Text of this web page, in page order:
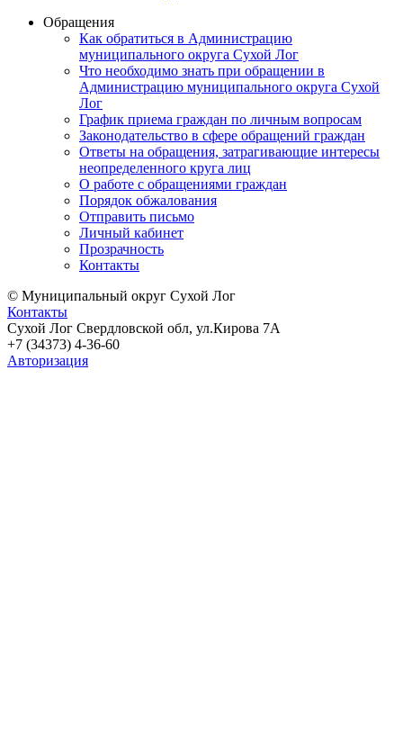
Обращения
Как обратиться в Администрацию
муниципального округа Сухой Лог
Что необходимо знать при обращении в
Администрацию муниципального округа Сухой
Лог
График приема граждан по личным вопросам
Законодательство в сфере обращений граждан
Ответы на обращения, затрагивающие интересы
неопределенного круга лиц
О работе с обращениями граждан
Порядок обжалования
Отправить письмо
Личный кабинет
Прозрачность
Контакты
© Муниципальный округ Сухой Лог
Контакты
Сухой Лог Свердловской обл, ул.Кирова 7А
+7 (34373) 4-36-60
Авторизация